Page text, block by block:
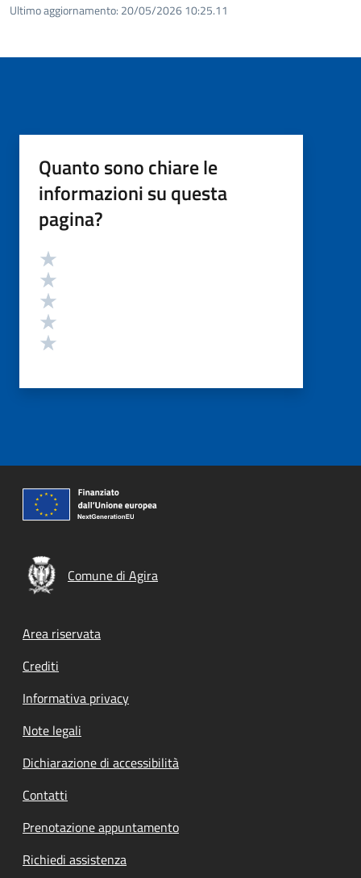
Ultimo aggiornamento: 20/05/2026 10:25.11
Quanto sono chiare le
informazioni su questa
pagina?
Valutazione
Comune di Agira
Footer menu
Area riservata
Crediti
Informativa privacy
Note legali
Dichiarazione di accessibilità
Contatti
Prenotazione appuntamento
Richiedi assistenza